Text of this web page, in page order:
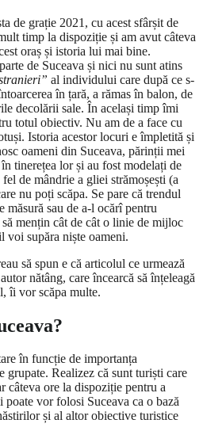
de grație 2021, cu acest sfârșit de
timp la dispoziție și am avut câteva
oraș și istoria lui mai bine.
de Suceava și nici nu sunt atins
al individului care după ce s-
în țară, a rămas în balon, de
decolării sale. În același timp îmi
totul obiectiv. Nu am de a face cu
Istoria acestor locuri e împletită și
oameni din Suceava, părinții mei
tinerețea lor și au fost modelați de
de mândrie a gliei strămoșești (a
nu poți scăpa. Se pare că trendul
măsură sau de a-l ocărî pentru
mențin cât de cât o linie de mijloc
voi supăra niște oameni.
să spun e că articolul ce urmează
nătâng, care încearcă să înțeleagă
îi vor scăpa multe.
în funcție de importanța
grupate. Realizez că sunt turiști care
câteva ore la dispoziție pentru a
vor folosi Suceava ca o bază
și al altor obiective turistice